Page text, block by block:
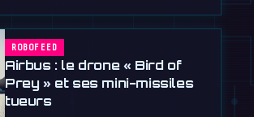
ROBOFEED
Airbus : le drone « Bird of
Prey » et ses mini-missiles
tueurs